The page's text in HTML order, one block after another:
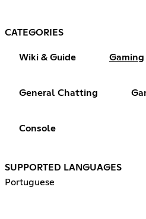
CATEGORIES
Wiki & Guide Gaming
General Chatting
Console
SUPPORTED LANGUAGES
Portuguese